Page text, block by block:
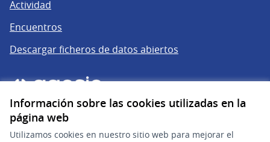
Información sobre las cookies utilizadas en la
página web
Utilizamos cookies en nuestro sitio web para mejorar el
Actividad
Encuentros
Descargar ficheros de datos abiertos